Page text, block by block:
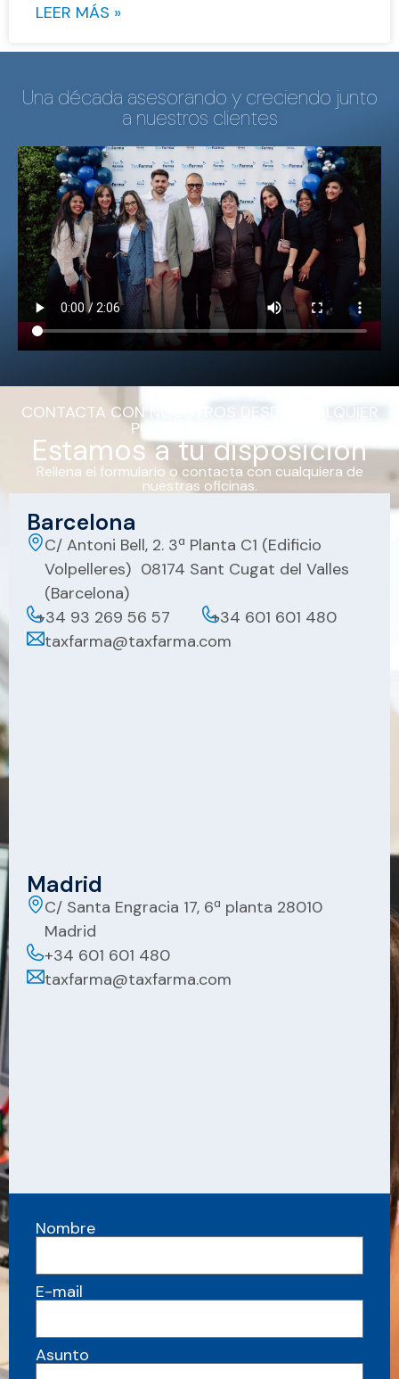
LEER MÁS »
Una década asesorando y creciendo junto
a nuestros clientes
CONTACTA CON NOSOTROS DESDE CUALQUIER
PUNTO DE ESPAÑA
Estamos a tu disposición
Rellena el formulario o contacta con cualquiera de
nuestras oficinas.
Barcelona
C/ Antoni Bell, 2. 3ª Planta C1 (Edificio
Volpelleres) 08174 Sant Cugat del Valles
(Barcelona)
+34 93 269 56 57
+34 601 601 480
taxfarma@taxfarma.com
Madrid
C/ Santa Engracia 17, 6ª planta 28010
Madrid
+34 601 601 480
taxfarma@taxfarma.com
Nombre
E-mail
Asunto